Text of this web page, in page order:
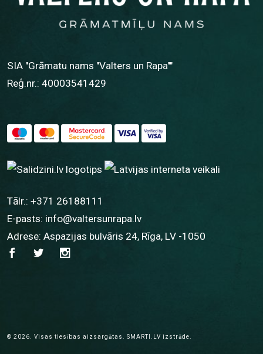
SIA "Grāmatu nams "Valters un Rapa""
Reģ.nr.: 40003541429
Tālr.: +371 26188111
E-pasts: info@valtersunrapa.lv
Adrese: Aspazijas bulvāris 24, Rīga, LV -1050
© 2026. Visas tiesības aizsargātas. SMARTI.LV izstrāde.